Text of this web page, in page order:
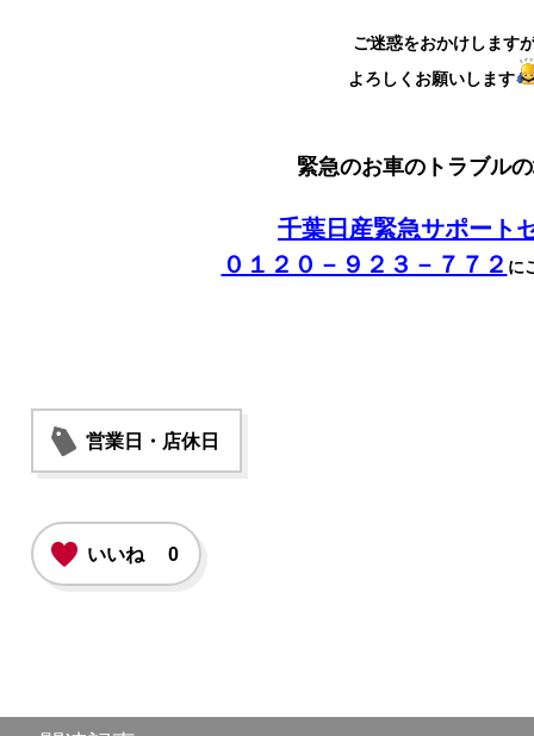
ご迷惑をおかけします
よろしくお願いします
緊急のお車のトラブル
千葉日産緊急サポート
０１２０－９２３－７７２ に
営業日・店休日
いいね 0